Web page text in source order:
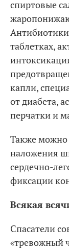
спиртовые
таблетках,
капли,
от диабета,
перчатки и
Также можно
наложения
сердечно-
фиксации
Всякая
Спасатели
«тревожный